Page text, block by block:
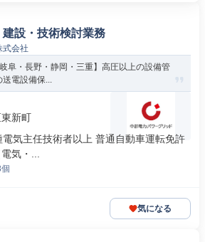
設・技術検討業務
式会社
阜・長野・静岡・三重】高圧以上の設備管
電設備保...
新町
気主任技術者以上 普通自動車運転免許
気・...
気になる